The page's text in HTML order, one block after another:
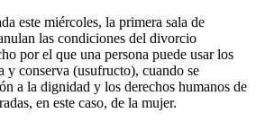
este miércoles, la primera sala de
las condiciones del divorcio
por el que una persona puede usar los
y conserva (usufructo), cuando se
a la dignidad y los derechos humanos de
en este caso, de la mujer.